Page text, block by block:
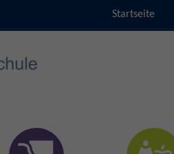
Startseite